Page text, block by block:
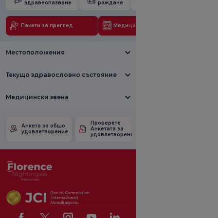
здравеопазване раждане
Пакети за преглед Медицински технологии
Местоположения
Текущо здравословно състояние
Медицински звена
Анкета за общо
удовлетворение
Проверете
Анкетата за
удовлетвореност.